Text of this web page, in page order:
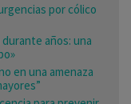
por cólico
años: una
en una amenaza